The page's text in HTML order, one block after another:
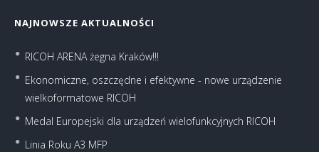
NAJNOWSZE AKTUALNOŚCI
RICOH ARENA żegna Kraków!!!
Ekonomiczne, oszczędne i efektywne - nowe urządzenie
wielkoformatowe RICOH
Medal Europejski dla urządzeń wielofunkcyjnych RICOH
Linia Roku A3 MFP